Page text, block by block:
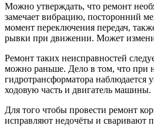
Можно утверждать, что ремонт
замечает вибрацию, посторонний
момент переключения передач,
рывки при движении. Может
Ремонт таких неисправностей
можно раньше. Дело в том, что при
гидротрансформатора наблюдается
ходовую часть и двигатель машины.
Для того чтобы провести ремонт
исправляют недочёты и сваривают